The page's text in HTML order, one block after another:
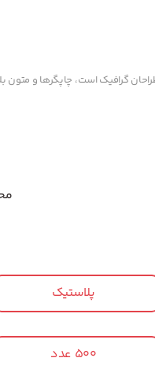
گرافیک است، چاپگرها و متون
پلاستیک
500 عدد